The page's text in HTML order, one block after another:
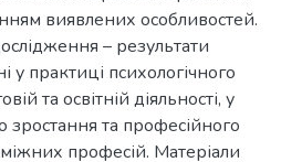
виявлених особливостей.
– результати
у практиці психологічного
та освітній діяльності, у
зростання та професійного
професій. Матеріали